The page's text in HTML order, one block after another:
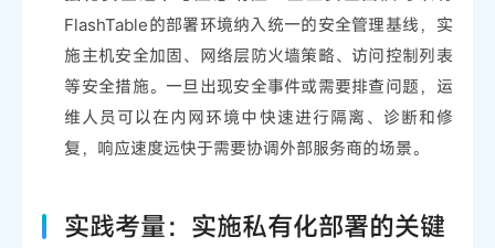
FlashTable的部署环境纳入统一的安全管理基线，实
施主机安全加固、网络层防火墙策略、访问控制列表
等安全措施。一旦出现安全事件或需要排查问题，运
维人员可以在内网环境中快速进行隔离、诊断和修
复，响应速度远快于需要协调外部服务商的场景。
实践考量：实施私有化部署的关键